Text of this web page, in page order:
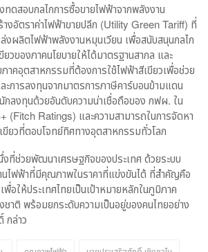
ดสอบกลไกการซื้อขายไฟฟ้าจากพลังงาน
างอัตราค่าไฟฟ้าขายปลีก (Utility Green Tariff) ที่
งผลิตไฟฟ้าพลังงานหมุนเวียน เพื่อสนับสนุนกลไก
วของภาคนโยบายให้ได้มาตรฐานสากล และ
าคอุตสาหกรรมที่ต้องการใช้ไฟฟ้าสีเขียวเพื่อช่วย
ะการลงทุนจากมาตรการภาษีคาร์บอนข้ามแดน
กลงทุนด้วยอันดับความน่าเชื่อถือของ กฟผ. ใน
(Fitch Ratings) และความสามารถในการจัดหา
ขียวที่ตอบโจทย์ทิศทางอุตสาหกรรมทั่วโลก
ที่ช่วยพัฒนาเศรษฐกิจของประเทศ ด้วยระบบ
ไฟฟ้าที่มีคุณภาพในราคาที่แข่งขันได้ ที่สำคัญคือ
อให้ประเทศไทยเป็นเป้าหมายหลักในภูมิภาค
ชาติ พร้อมยกระดับความเป็นอยู่ของคนไทยอย่าง
กล่าว